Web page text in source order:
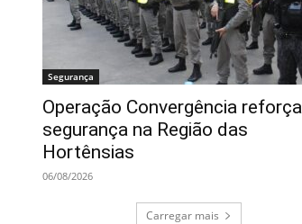
Segurança
Operação Convergência reforça
segurança na Região das
Hortênsias
06/08/2026
Carregar mais